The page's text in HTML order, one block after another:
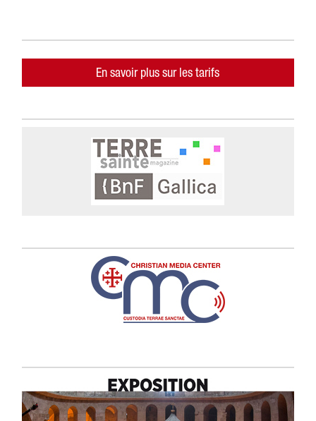
En savoir plus sur les tarifs